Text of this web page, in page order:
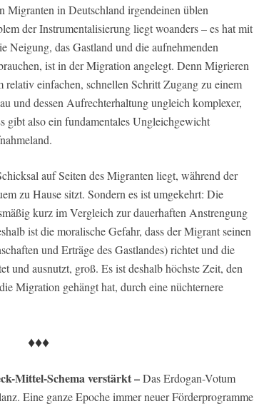
Migranten in Deutschland irgendeinen üblen
der Instrumentalisierung liegt woanders – es hat mit
Neigung, das Gastland und die aufnehmenden
ist in der Migration angelegt. Denn Migrieren
relativ einfachen, schnellen Schritt Zugang zu einem
und dessen Aufrechterhaltung ungleich komplexer,
gibt also ein fundamentales Ungleichgewicht
auf Seiten des Migranten liegt, während der
zu Hause sitzt. Sondern es ist umgekehrt: Die
kurz im Vergleich zur dauerhaften Anstrengung
ist die moralische Gefahr, dass der Migrant seinen
und Erträge des Gastlandes) richtet und die
und ausnutzt, groß. Es ist deshalb höchste Zeit, den
Migration gehängt hat, durch eine nüchternere
♦♦♦
Mittel-Schema verstärkt –Das Erdogan-Votum
Eine ganze Epoche immer neuer Förderprogramme